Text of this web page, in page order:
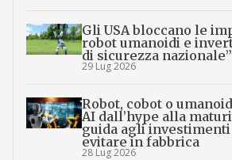
Gli USA bloccano le
robot umanoidi e
di sicurezza nazionale”
29 Lug 2026
Robot, cobot o
AI dall’hype alla
guida agli
evitare in fabbrica
28 Lug 2026